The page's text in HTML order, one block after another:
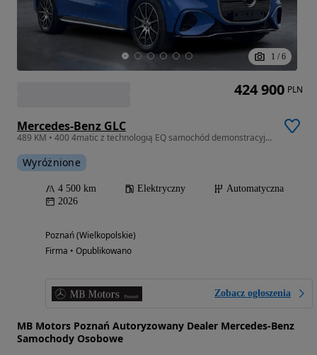
1 / 6
Mercedes-Benz GLC
489 KM • 400 4matic z technologią EQ samochód demonstracyjny
Wyróżnione
4 500 km Elektryczny
Automatyczna
2026
Poznań (Wielkopolskie)
Firma • Opublikowano
Zobacz ogłoszenia
MB Motors Poznań Autoryzowany Dealer Mercedes-Benz
Samochody Osobowe
424 900 PLN